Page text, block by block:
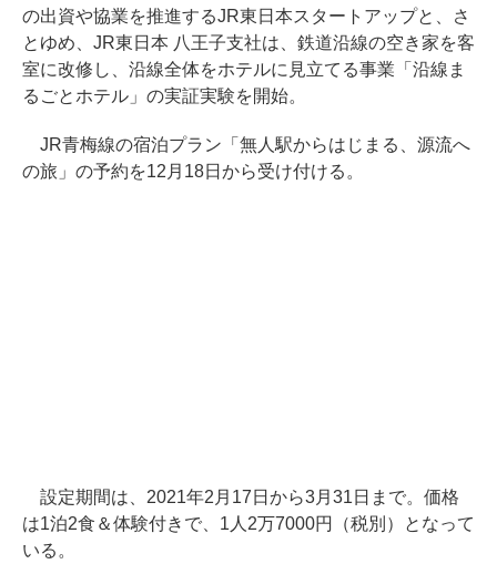
の出資や協業を推進するJR東日本スタートアップと、さ
とゆめ、JR東日本 八王子支社は、鉄道沿線の空き家を客
室に改修し、沿線全体をホテルに見立てる事業「沿線ま
るごとホテル」の実証実験を開始。
JR青梅線の宿泊プラン「無人駅からはじまる、源流へ
の旅」の予約を12月18日から受け付ける。
設定期間は、2021年2月17日から3月31日まで。価格
は1泊2食＆体験付きで、1人2万7000円（税別）となって
いる。